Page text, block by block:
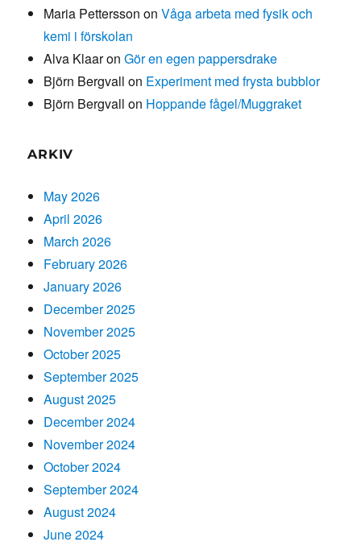
Maria Pettersson onVåga arbeta med fysik och
kemi i förskolan
Alva KlaaronGör en egen pappersdrake
Björn Bergvall on Experiment med frysta bubblor
Björn Bergvall on Hoppande fågel/Muggraket
ARKIV
May 2026
April 2026
March 2026
February 2026
January 2026
December 2025
November 2025
October 2025
September 2025
August 2025
December 2024
November 2024
October 2024
September 2024
August 2024
June 2024